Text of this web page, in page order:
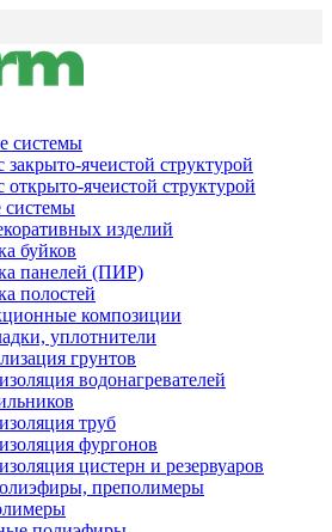
системы
ячеистой структурой
ячеистой структурой
системы
изделий
буйков
панелей (ПИР)
полостей
композиции
уплотнители
грунтов
водонагревателей
труб
фургонов
цистерн и резервуаров
преполимеры